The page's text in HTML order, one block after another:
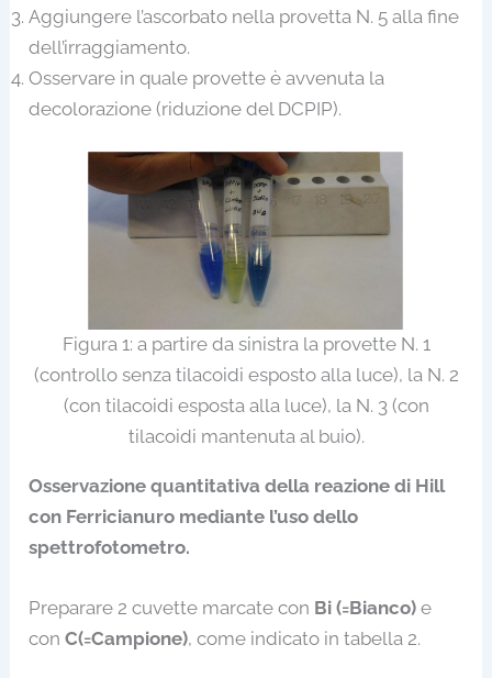
Aggiungere l’ascorbato nella provetta N. 5 alla fine
dell’irraggiamento.
Osservare in quale provette è avvenuta la
decolorazione (riduzione del DCPIP).
Figura 1: a partire da sinistra la provette N. 1
(controllo senza tilacoidi esposto alla luce), la N. 2
(con tilacoidi esposta alla luce), la N. 3 (con
tilacoidi mantenuta al buio).
Osservazione quantitativa della reazione di Hill
con Ferricianuro mediante l’uso dello
spettrofotometro.
Preparare 2 cuvette marcate con Bi (=Bianco) e
conC(=Campione), come indicato in tabella 2.